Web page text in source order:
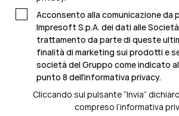
Acconsento alla comunicazione da
Impresoft S.p.A. dei dati alle
trattamento da parte di queste
finalità di marketing sui prodotti e
società del Gruppo come indicato al
punto 8 dell'informativa privacy.
Cliccando sul pulsante “Invia”
compreso l’informativa